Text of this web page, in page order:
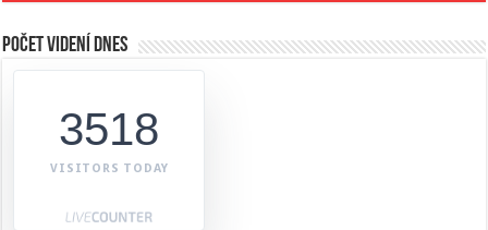
Počet videní dnes
3518
VISITORS TODAY